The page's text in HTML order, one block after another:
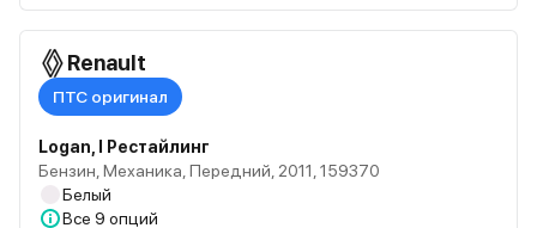
Renault
ПТС оригинал
Logan, I Рестайлинг
Бензин, Механика, Передний, 2011, 159370
Белый
Все 9 опций